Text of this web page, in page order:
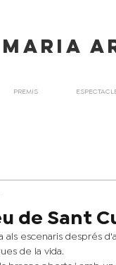
maria
PREMIS
de Sant
als escenaris després
de la vida.